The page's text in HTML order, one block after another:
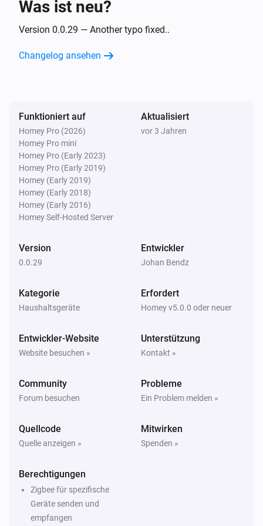
Der Kontakt-Alarm ist ausgegangen
Door/Window Sensor (SNZB-04)
Der Batterie-Alarm ist ausgegangen
Angeschaltet
eWeLink OnOff module
Ausgeschaltet
Die Temperatur hat sich geändert
Die Luftfeuchtigkeit hat sich geändert
Der Batteriestand hat sich geändert
Der Batterie-Alarm ist angegangen
Der Batterie-Alarm ist ausgegangen
Der Bewegungs-Alarm ist angegangen
Motion Sensor (SNZB-03)
Der Bewegungs-Alarm ist ausgegangen
Was ist neu?
Version 0.0.29 — Another typo fixed..
Changelog ansehen
Funktioniert auf
Homey Pro (2026)
Homey Pro mini
Homey Pro (Early 2023)
Homey Pro (Early 2019)
Homey (Early 2019)
Homey (Early 2018)
Homey (Early 2016)
Homey Self-Hosted Server
Aktualisiert
vor 3 Jahren
Version
0.0.29
Entwickler
Johan Bendz
Kategorie
Haushaltsgeräte
Erfordert
Homey v5.0.0 oder neuer
Entwickler-Website
Website besuchen »
Unterstützung
Kontakt »
Community
Forum besuchen
Probleme
Ein Problem melden »
Quellcode
Quelle anzeigen »
Mitwirken
Spenden »
Berechtigungen
Zigbee für spezifische
Geräte senden und
empfangen